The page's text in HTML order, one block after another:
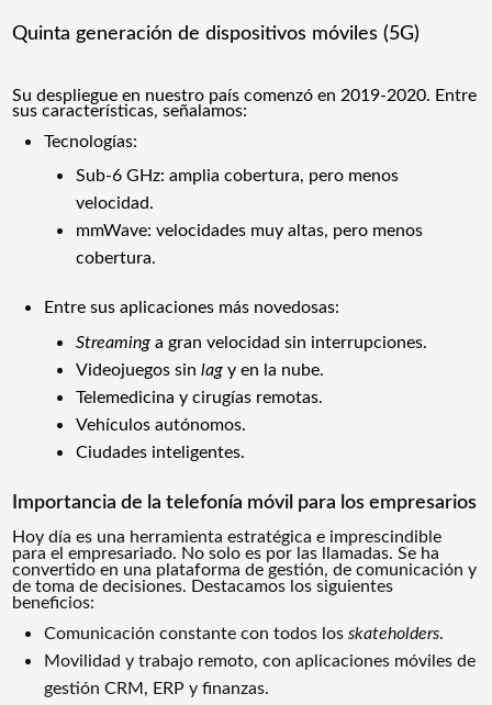
Quinta generación de dispositivos móviles (5G)
Su despliegue en nuestro país comenzó en 2019-2020. Entre
sus características, señalamos:
Tecnologías:
Sub-6 GHz: amplia cobertura, pero menos
velocidad.
mmWave: velocidades muy altas, pero menos
cobertura.
Entre sus aplicaciones más novedosas:
Streaminga gran velocidad sin interrupciones.
Videojuegos sin lagy en la nube.
Telemedicina y cirugías remotas.
Vehículos autónomos.
Ciudades inteligentes.
Importancia de la telefonía móvil para los empresarios
Hoy día es una herramienta estratégica e imprescindible
para el empresariado. No solo es por las llamadas. Se ha
convertido en una plataforma de gestión, de comunicación y
de toma de decisiones. Destacamos los siguientes
beneficios:
Comunicación constante con todos losskateholders.
Movilidad y trabajo remoto, con aplicaciones móviles de
gestión CRM, ERP y finanzas.